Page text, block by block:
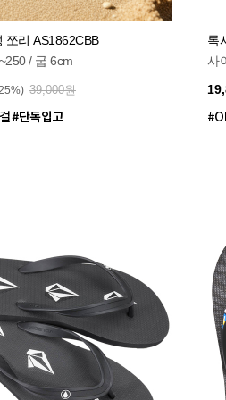
쪼리 AS1862CBB
/ 굽 6cm
39,000원
록
사